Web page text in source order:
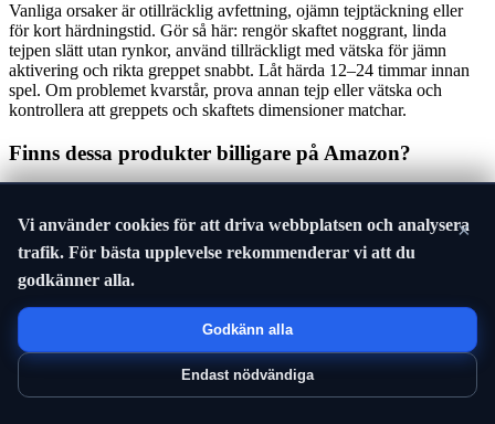
Vanliga orsaker är otillräcklig avfettning, ojämn tejptäckning eller
för kort härdningstid. Gör så här: rengör skaftet noggrant, linda
tejpen slätt utan rynkor, använd tillräckligt med vätska för jämn
aktivering och rikta greppet snabbt. Låt härda 12–24 timmar innan
spel. Om problemet kvarstår, prova annan tejp eller vätska och
kontrollera att greppets och skaftets dimensioner matchar.
Finns dessa produkter billigare på Amazon?
inte garantera lägsta pris - jämför aktuella erbjudanden här.
Jämför aktuella priser på Amazon
×
Vi använder cookies för att driva webbplatsen och analysera
trafik. För bästa upplevelse rekommenderar vi att du
godkänner alla.
Godkänn alla
Endast nödvändiga